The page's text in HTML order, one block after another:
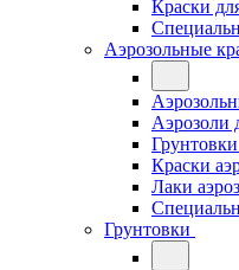
Краски
Аэрозольные
Аэрозоли
Краски
Лаки
Грунтовки